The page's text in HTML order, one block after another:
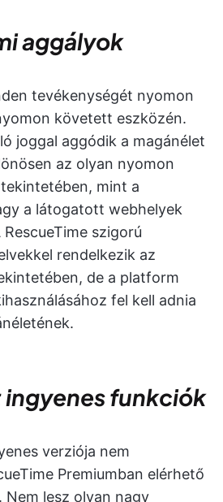
aggályok
tevékenységét nyomon
követett eszközén.
joggal aggódik a magánélet
az olyan nyomon
mint a
a látogatott webhelyek
szigorú
rendelkezik az
de a platform
fel kell adnia
funkciók
verziója nem
Premiumban elérhető
lesz olyan nagy